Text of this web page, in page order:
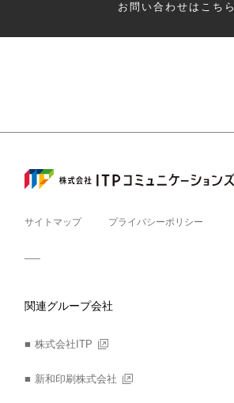
お問い合わせはこちら
サイトマップ プライバシーポリシー
関連グループ会社
株式会社ITP
新和印刷株式会社